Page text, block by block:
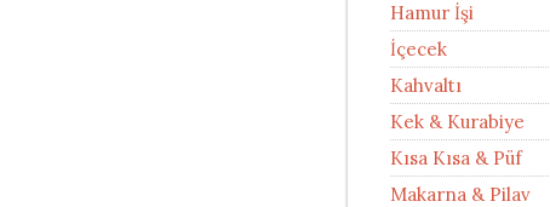
Hamur İşi
İçecek
Kahvaltı
Kek & Kurabiye
Kısa Kısa & Püf
Makarna & Pilav